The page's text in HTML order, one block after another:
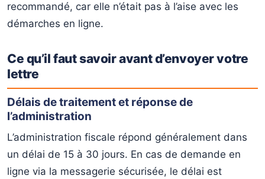
recommandé, car elle n’était pas à l’aise avec les
démarches en ligne.
Ce qu’il faut savoir avant d’envoyer votre
lettre
Délais de traitement et réponse de
l’administration
L’administration fiscale répond généralement dans
un délai de 15 à 30 jours. En cas de demande en
ligne via la messagerie sécurisée, le délai est